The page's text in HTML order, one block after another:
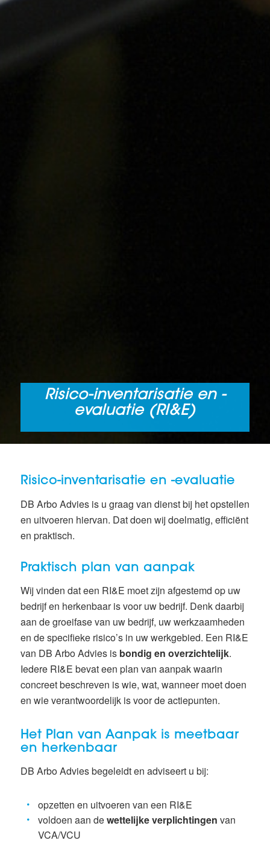
Risico-inventarisatie en -
evaluatie (RI&E)
Risico-inventarisatie en -evaluatie
DB Arbo Advies is u graag van dienst bij het opstellen
en uitvoeren hiervan. Dat doen wij doelmatig, efficiënt
en praktisch.
Praktisch plan van aanpak
Wij vinden dat een RI&E moet zijn afgestemd op uw
bedrijf en herkenbaar is voor uw bedrijf. Denk daarbij
aan de groeifase van uw bedrijf, uw werkzaamheden
en de specifieke risico’s in uw werkgebied. Een RI&E
van DB Arbo Advies is bondig en overzichtelijk.
Iedere RI&E bevat een plan van aanpak waarin
concreet beschreven is wie, wat, wanneer moet doen
en wie verantwoordelijk is voor de actiepunten.
Het Plan van Aanpak is meetbaar
en herkenbaar
DB Arbo Advies begeleidt en adviseert u bij:
opzetten en uitvoeren van een RI&E
voldoen aan dewettelijke verplichtingen van
VCA/VCU